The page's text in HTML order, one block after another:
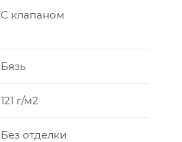
С клапаном
Бязь
121 г/м2
Без отделки